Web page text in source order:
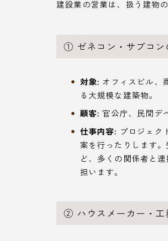
建設業の営業は、扱う建物
① ゼネコン・サブコン
対象: オフィスビル、
る大規模な建築物。
顧客: 官公庁、民間デ
仕事内容: プロジェク
案を行ったりします
ど、多くの関係者と
担います。
② ハウスメーカー・工